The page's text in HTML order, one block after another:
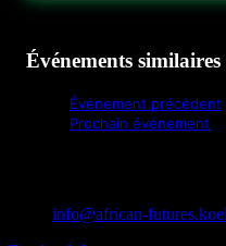
Événements similaires
Événement précédent
Prochain événement
info@african-